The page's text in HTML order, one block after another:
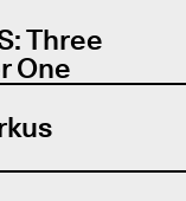
Three
One